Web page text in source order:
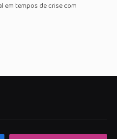
em tempos de crise com